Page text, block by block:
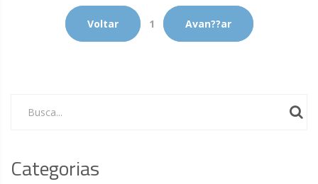
Voltar 1 Avan??ar
Busca...
Categorias